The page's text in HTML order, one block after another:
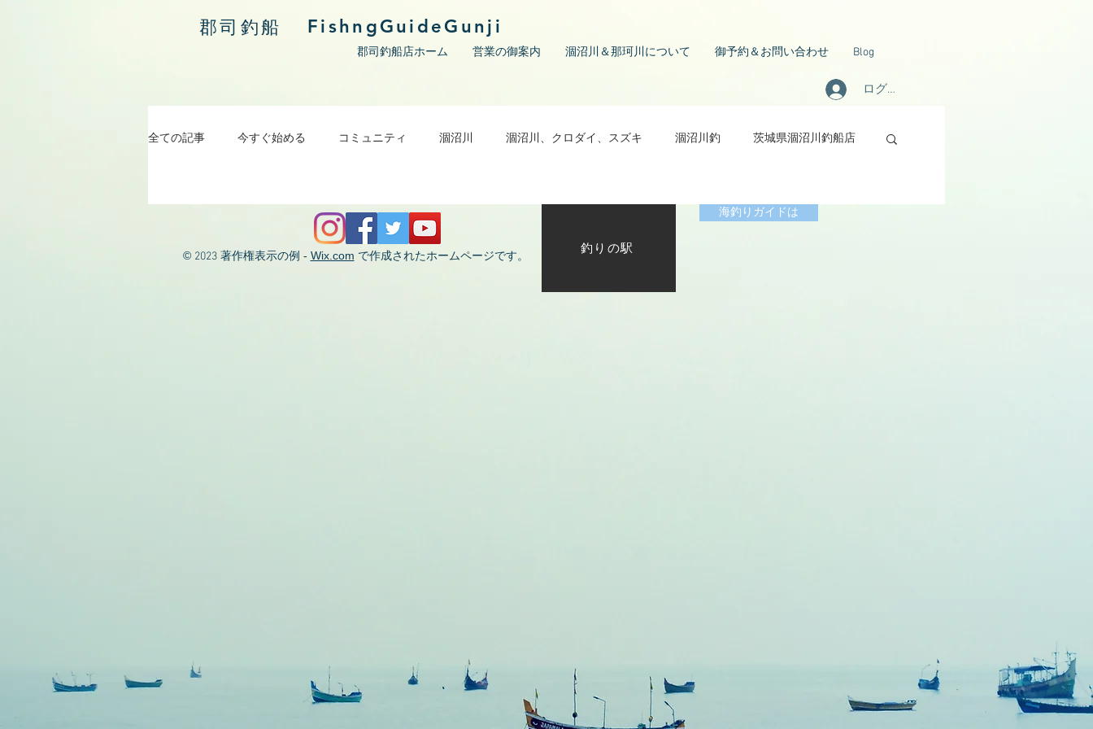
郡司釣船 FishngGuideGunji
郡司釣船店ホーム 営業の御案内 涸沼川＆那珂川について 御予約＆お問い合わせ Blog
ログイン
全ての記事 今すぐ始める コミュニティ 涸沼川 涸沼川、クロダイ、スズキ 涸沼川釣 茨城県涸沼川釣船店
涸沼川釣果報告
© 2023著作権表示の例 - Wix.com で作成されたホームページです。 釣りの駅
海釣りガイドは